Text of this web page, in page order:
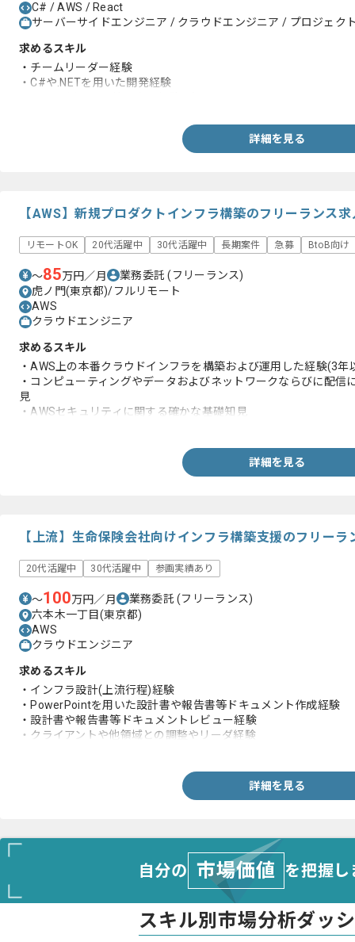
C# / AWS / React
サーバーサイドエンジニア / クラウドエンジニア / プロジェク
求めるスキル
・チームリーダー経験
・C#や.NETを用いた開発経験
詳細を見る
【AWS】新規プロダクトインフラ構築のフリーランス
リモートOK 20代活躍中 30代活躍中 長期案件 急募 BtoB向け
〜85万円／月 業務委託(フリーランス)
虎ノ門(東京都)/フルリモート
AWS
クラウドエンジニア
求めるスキル
・AWS上の本番クラウドインフラを構築および運用した経験(3年
・コンピューティングやデータおよびネットワークならびに配信
見
・AWSセキュリティに関する確かな基礎知見
詳細を見る
【上流】生命保険会社向けインフラ構築支援のフリーラ
20代活躍中 30代活躍中 参画実績あり
〜100万円／月 業務委託(フリーランス)
六本木一丁目(東京都)
AWS
クラウドエンジニア
求めるスキル
・インフラ設計(上流行程)経験
・PowerPointを用いた設計書や報告書等ドキュメント作成経験
・設計書や報告書等ドキュメントレビュー経験
・クライアントや他領域との調整やリーダ経験
詳細を見る
自分の 市場価値 を把握
スキル別市場分析ダッ